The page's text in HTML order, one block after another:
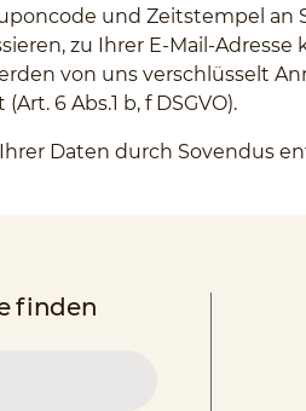
und Zeitstempel an
zu Ihrer E-Mail-
von uns verschlüsselt
6 Abs.1 b, f DSGVO).
Daten durch Sovendus
finden